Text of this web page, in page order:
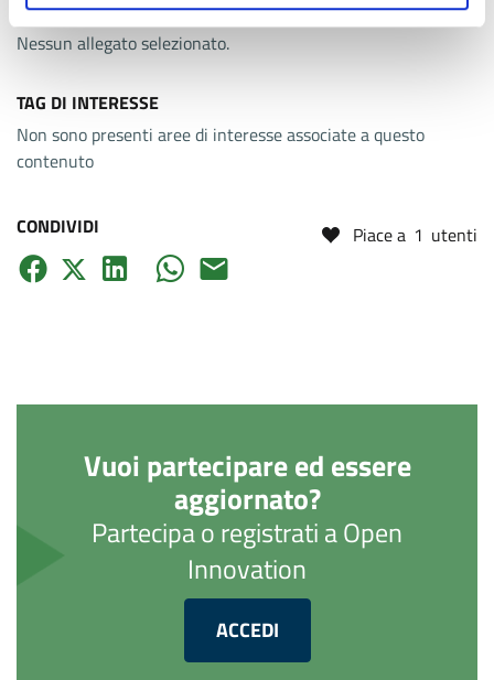
ALLEGATI
Nessun allegato selezionato.
TAG DI INTERESSE
Non sono presenti aree di interesse associate a questo
contenuto
CONDIVIDI Piace a 1 utenti
Vuoi partecipare ed essere
aggiornato?
Partecipa o registrati a Open
Innovation
ACCEDI